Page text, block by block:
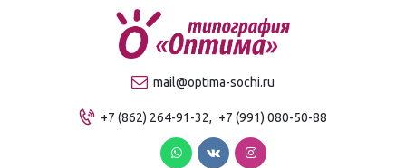
mail@optima-sochi.ru
+7 (862) 264-91-32, +7 (991) 080-50-88
Качественная типография в Сочи
О компании
Продукция
Услуги
Прайс-лист
Для клиентов